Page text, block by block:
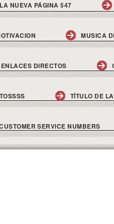
NUEVA PÁGINA 547
MUSICA
ENLACES DIRECTOS
TÍTULO DE
SERVICE NUMBERS